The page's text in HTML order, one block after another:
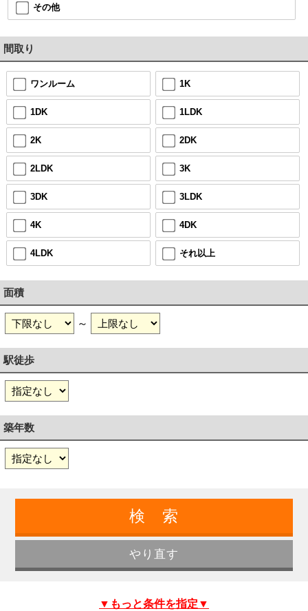
その他
間取り
ワンルーム 1K
1DK 1LDK
2K 2DK
2LDK 3K
3DK 3LDK
4K 4DK
4LDK それ以上
面積
～
駅徒歩
築年数
▼もっと条件を指定▼